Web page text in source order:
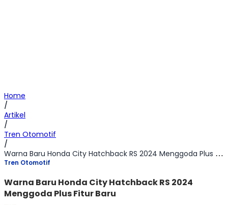
Home
/
Artikel
/
Tren Otomotif
/
Warna Baru Honda City Hatchback RS 2024 Menggoda Plus Fitur Baru
Tren Otomotif
Warna Baru Honda City Hatchback RS 2024
Menggoda Plus Fitur Baru